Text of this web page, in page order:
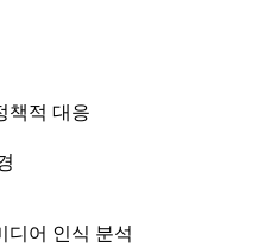
책적 대응
디어 인식 분석